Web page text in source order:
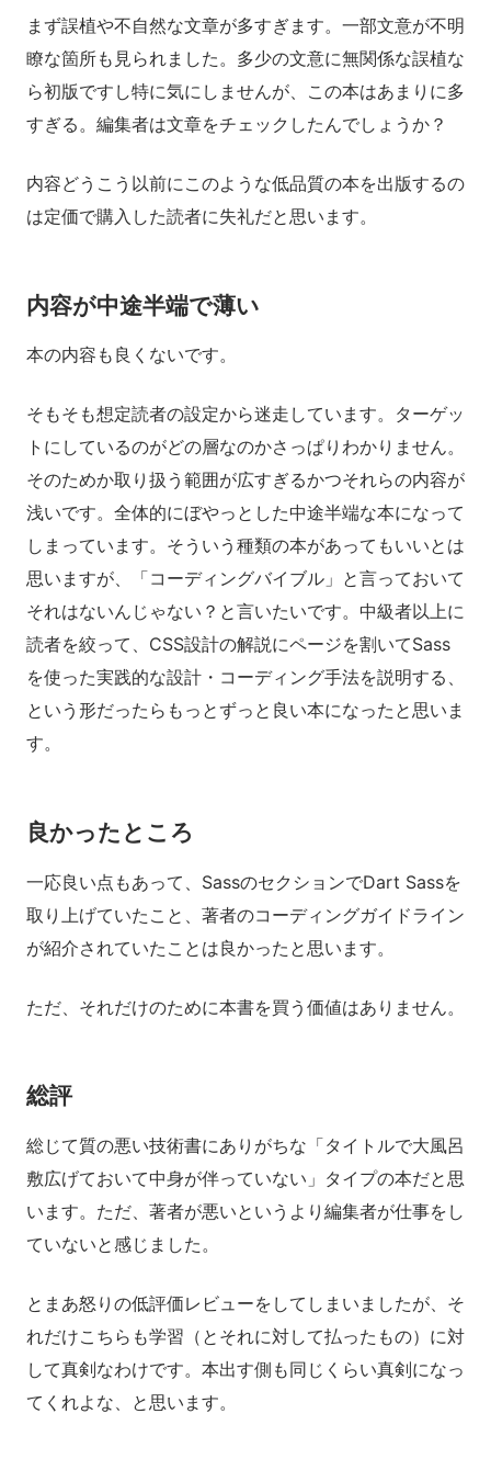
まず誤植や不自然な文章が多すぎます。一部文意が不明
瞭な箇所も見られました。多少の文意に無関係な誤植な
ら初版ですし特に気にしませんが、この本はあまりに多
すぎる。編集者は文章をチェックしたんでしょうか？
内容どうこう以前にこのような低品質の本を出版するの
は定価で購入した読者に失礼だと思います。
内容が中途半端で薄い
本の内容も良くないです。
そもそも想定読者の設定から迷走しています。ターゲッ
トにしているのがどの層なのかさっぱりわかりません。
そのためか取り扱う範囲が広すぎるかつそれらの内容が
浅いです。全体的にぼやっとした中途半端な本になって
しまっています。そういう種類の本があってもいいとは
思いますが、「コーディングバイブル」と言っておいて
それはないんじゃない？と言いたいです。中級者以上に
読者を絞って、CSS設計の解説にページを割いてSass
を使った実践的な設計・コーディング手法を説明する、
という形だったらもっとずっと良い本になったと思いま
す。
良かったところ
一応良い点もあって、SassのセクションでDart Sassを
取り上げていたこと、著者のコーディングガイドライン
が紹介されていたことは良かったと思います。
ただ、それだけのために本書を買う価値はありません。
総評
総じて質の悪い技術書にありがちな「タイトルで大風呂
敷広げておいて中身が伴っていない」タイプの本だと思
います。ただ、著者が悪いというより編集者が仕事をし
ていないと感じました。
とまあ怒りの低評価レビューをしてしまいましたが、そ
れだけこちらも学習（とそれに対して払ったもの）に対
して真剣なわけです。本出す側も同じくらい真剣になっ
てくれよな、と思います。